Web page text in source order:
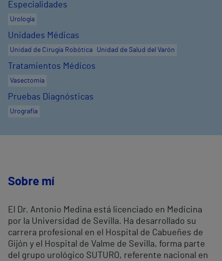
Especialidades
Urología
Unidades Médicas
Unidad de Cirugía Robótica Unidad de Salud del Varón
Tratamientos Médicos
Vasectomía
Pruebas Diagnósticas
Urografía
Sobre mí
El Dr. Antonio Medina está licenciado en Medicina
por la Universidad de Sevilla. Ha desarrollado su
carrera profesional en el Hospital de Cabueñes de
Gijón y el Hospital de Valme de Sevilla, forma parte
del grupo urológico SUTURO, referente nacional en